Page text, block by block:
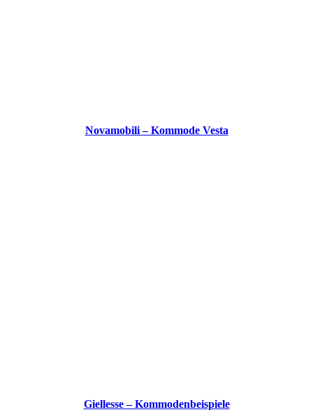
Novamobili – Kommode Vesta
Giellesse – Kommodenbeispiele